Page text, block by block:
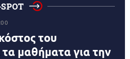
του
τα μαθήματα για την